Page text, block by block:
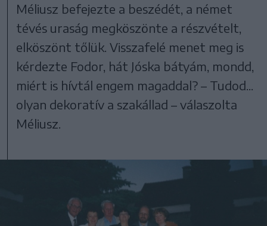
Méliusz befejezte a beszédét, a német
tévés uraság megköszönte a részvételt,
elköszönt tőlük. Visszafelé menet meg is
kérdezte Fodor, hát Jóska bátyám, mondd,
miért is hívtál engem magaddal? – Tudod...
olyan dekoratív a szakállad – válaszolta
Méliusz.